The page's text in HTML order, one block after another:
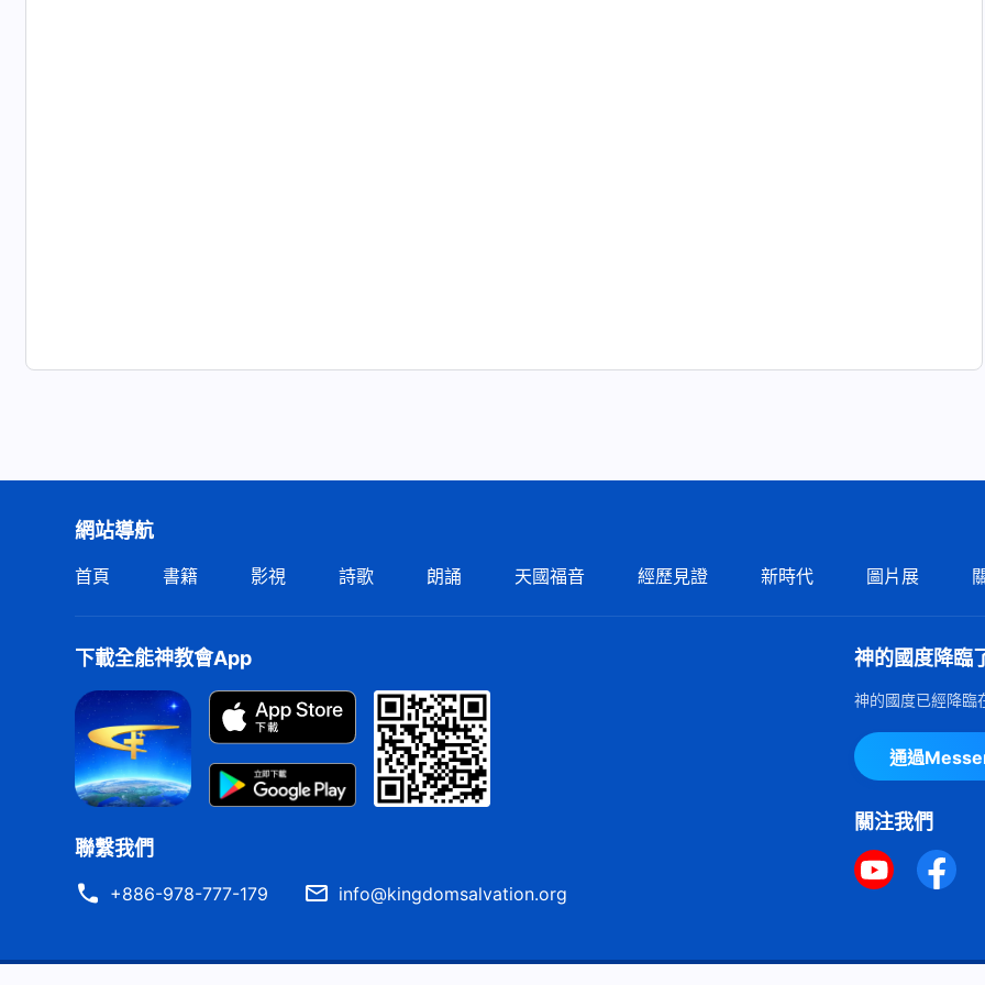
網站導航
首頁 書籍 影視 詩歌 朗誦 天國福音 經歷見證 新時代 圖片展
下載全能神教會App
聯繫我們
+886-978-777-179 info@kingdomsalvation.org
神的國度降臨
神的國度已經降臨
通過
關注我們